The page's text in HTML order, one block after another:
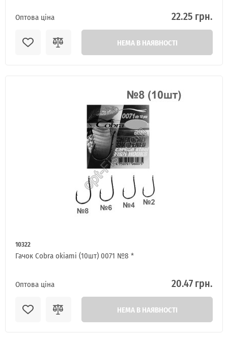
Оптова ціна 22.25 грн.
НЕМА В НАЯВНОСТІ
10322
Гачок Cobra okiami (10шт) 0071 №8 *
Оптова ціна 20.47 грн.
НЕМА В НАЯВНОСТІ
Я ОПТОВИЙ ПОКУПЕЦЬ